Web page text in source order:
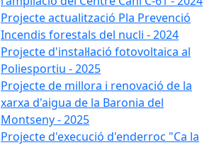
Projecte actualització Pla Prevenció
Incendis forestals del nucli - 2024
Projecte d'instal·lació fotovoltaica al
Poliesportiu - 2025
Projecte de millora i renovació de la
xarxa d'aigua de la Baronia del
Montseny - 2025
Projecte d'execució d'enderroc "Ca la